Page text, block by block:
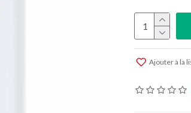
Ajouter à la